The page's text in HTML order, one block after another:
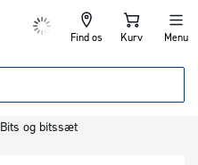
Find os Kurv Menu
Bits og bitssæt